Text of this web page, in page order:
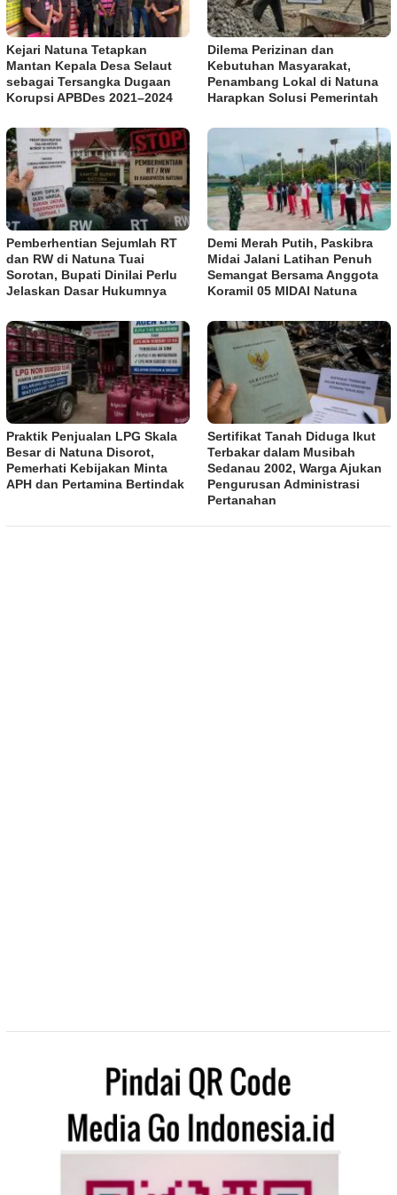
Kejari Natuna Tetapkan
Mantan Kepala Desa Selaut
sebagai Tersangka Dugaan
Korupsi APBDes 2021–2024
Dilema Perizinan dan
Kebutuhan Masyarakat,
Penambang Lokal di Natuna
Harapkan Solusi Pemerintah
Pemberhentian Sejumlah RT
dan RW di Natuna Tuai
Sorotan, Bupati Dinilai Perlu
Jelaskan Dasar Hukumnya
Demi Merah Putih, Paskibra
Midai Jalani Latihan Penuh
Semangat Bersama Anggota
Koramil 05 MIDAI Natuna
Praktik Penjualan LPG Skala
Besar di Natuna Disorot,
Pemerhati Kebijakan Minta
APH dan Pertamina Bertindak
Sertifikat Tanah Diduga Ikut
Terbakar dalam Musibah
Sedanau 2002, Warga Ajukan
Pengurusan Administrasi
Pertanahan